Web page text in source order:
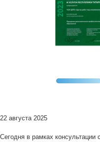
22 августа 2025
Сегодня в рамках консультации